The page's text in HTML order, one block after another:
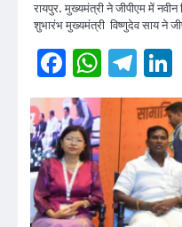
रायपुर. मुख्यमंत्री ने जीपीएम में नवीन
शुभारंभ मुख्यमंत्री विष्णुदेव साय ने
Facebook